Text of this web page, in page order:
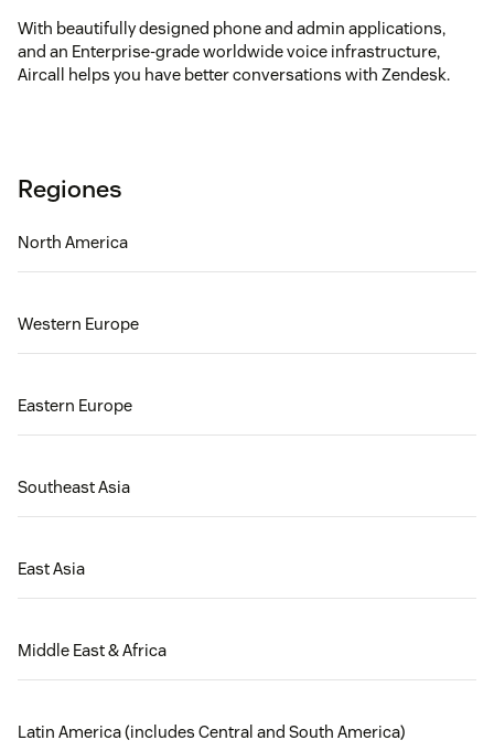
With beautifully designed phone and admin applications,
and an Enterprise-grade worldwide voice infrastructure,
Aircall helps you have better conversations with Zendesk.
Regiones
North America
Western Europe
Eastern Europe
Southeast Asia
East Asia
Middle East & Africa
Latin America (includes Central and South America)